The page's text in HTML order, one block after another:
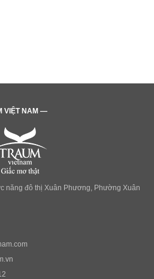
VIỆT NAM —
năng đô thị Xuân Phương, Phường Xuân